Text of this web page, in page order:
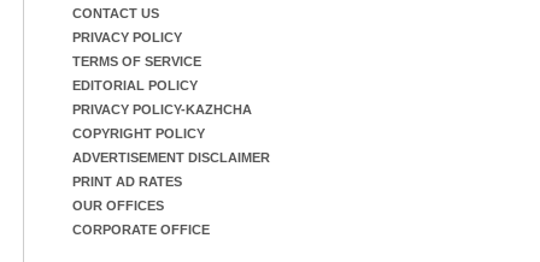
CONTACT US
PRIVACY POLICY
TERMS OF SERVICE
EDITORIAL POLICY
PRIVACY POLICY-KAZHCHA
COPYRIGHT POLICY
ADVERTISEMENT DISCLAIMER
PRINT AD RATES
OUR OFFICES
CORPORATE OFFICE